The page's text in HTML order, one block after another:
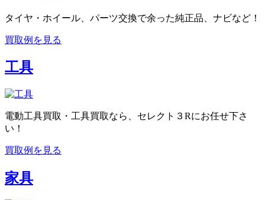
タイヤ・ホイール、パーツ交換で余った純正品、ナビなど！
買取例を見る
工具
電動工具買取・工具買取なら、セレクト３Rにお任せ下さ
い！
買取例を見る
家具